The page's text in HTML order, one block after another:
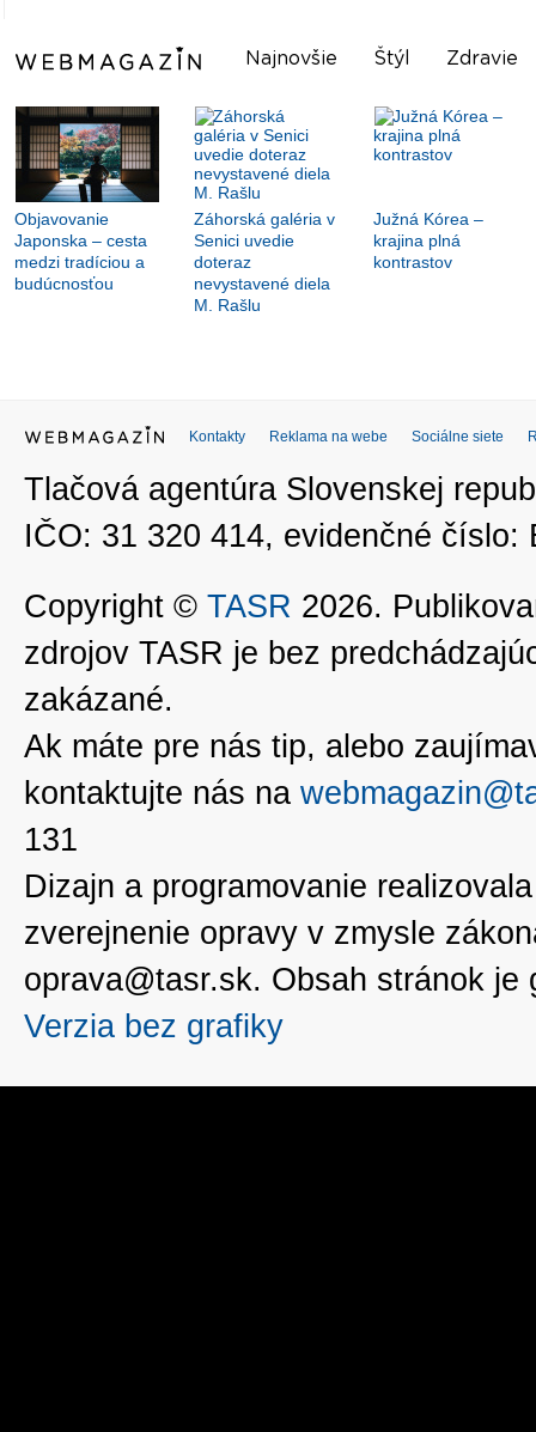
Najnovšie Štýl Zdravie
Objavovanie
Japonska – cesta
medzi tradíciou a
budúcnosťou
Záhorská galéria v
Senici uvedie
doteraz
nevystavené diela
M. Rašlu
Južná Kórea –
krajina plná
kontrastov
Kontakty Reklama na webe Sociálne siete
Tlačová agentúra Slovenskej
IČO: 31 320 414, evidenčné číslo:
Copyright © TASR 2026.
zdrojov TASR je bez
zakázané.
Ak máte pre nás tip, alebo
kontaktujte nás na
131
Dizajn a programovanie
zverejnenie opravy v zmysle
oprava@tasr.sk. Obsah stránok
Verzia bez grafiky